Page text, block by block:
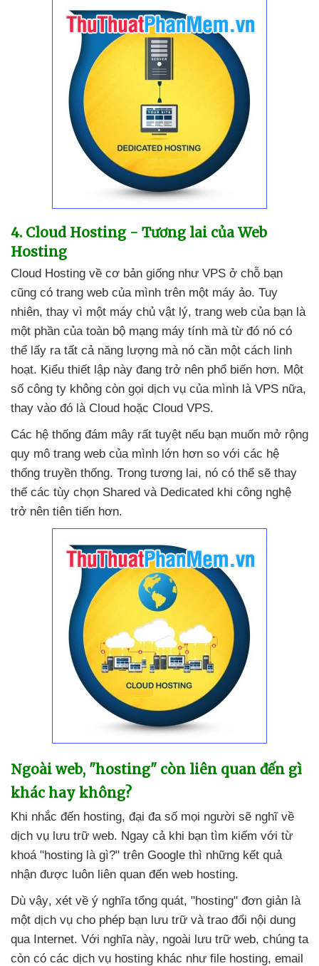
4. Cloud Hosting - Tương lai của Web
Hosting
Cloud Hosting về cơ bản giống như VPS ở chỗ bạn
cũng có trang web của mình trên một máy ảo. Tuy
nhiên, thay vì một máy chủ vật lý, trang web của bạn là
một phần của toàn bộ mạng máy tính mà từ đó nó có
thể lấy ra tất cả năng lượng mà nó cần một cách linh
hoạt. Kiểu thiết lập này đang trở nên phổ biến hơn. Một
số công ty không còn gọi dịch vụ của mình là VPS nữa,
thay vào đó là Cloud hoặc Cloud VPS.
Các hệ thống đám mây rất tuyệt nếu bạn muốn mở rộng
quy mô trang web của mình lớn hơn so với các hệ
thống truyền thống. Trong tương lai, nó có thể sẽ thay
thế các tùy chọn Shared và Dedicated khi công nghệ
trở nên tiên tiến hơn.
Ngoài web, "hosting" còn liên quan đến gì
khác hay không?
Khi nhắc đến hosting, đại đa số mọi người sẽ nghĩ về
dịch vụ lưu trữ web. Ngay cả khi bạn tìm kiếm với từ
khoá "hosting là gì?" trên Google thì những kết quả
nhận được luôn liên quan đến web hosting.
Dù vậy, xét về ý nghĩa tổng quát, "hosting" đơn giản là
một dịch vụ cho phép bạn lưu trữ và trao đổi nội dung
qua Internet. Với nghĩa này, ngoài lưu trữ web, chúng ta
còn có các dịch vụ hosting khác như file hosting, email